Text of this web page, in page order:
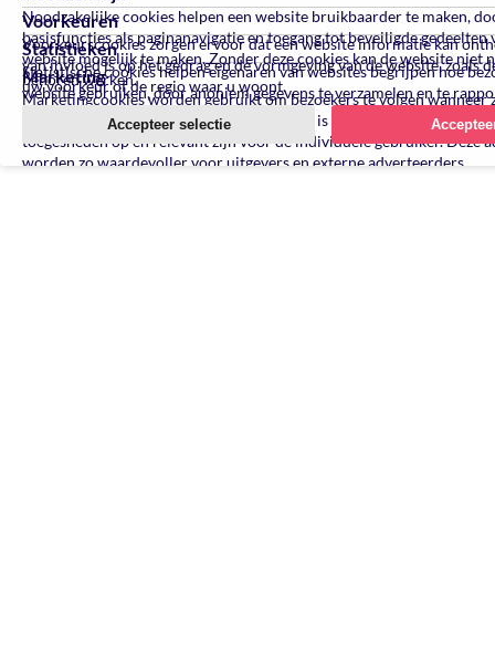
Noodzakelijke cookies helpen een website bruikbaarder te maken,
basisfuncties als paginanavigatie en toegang tot beveiligde gedeelten
website mogelijk te maken. Zonder deze cookies kan de website niet
behoren werken.
Voorkeuren
Voorkeurscookies zorgen ervoor dat een website informatie kan
van invloed is op het gedrag en de vormgeving van de website, zoals
uw voorkeur of de regio waar u woont.
Statistieken
Statistische cookies helpen eigenaren van websites begrijpen hoe
website gebruiken, door anoniem gegevens te verzamelen en te
Marketing
Marketingcookies worden gebruikt om bezoekers te volgen wanneer
verschillende websites bezoeken. Hun doel is advertenties
toegesneden op en relevant zijn voor de individuele gebruiker. Deze
worden zo waardevoller voor uitgevers en externe adverteerders.
Accepteer selectie